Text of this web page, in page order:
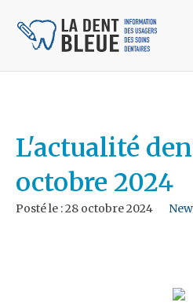
L'actualité
octobre 2024
Posté le :28 octobre 2024